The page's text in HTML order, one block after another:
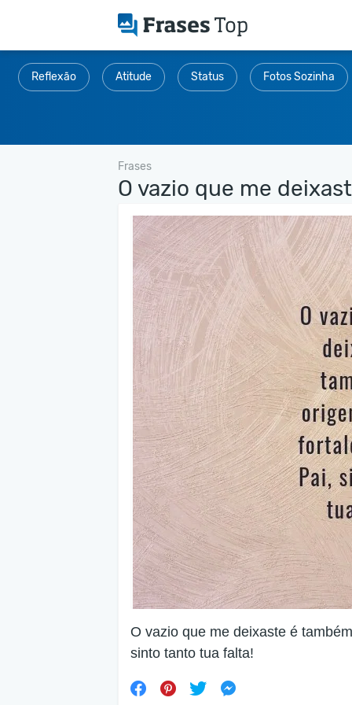
Reflexão Atitude Status Fotos Sozinha
Frases
O vazio que me
O vazio que me deixaste é
sinto tanto tua falta!